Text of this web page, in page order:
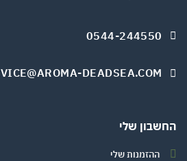
0544-244550
DEADSEA.COM
שלי
ההזמנות שלי